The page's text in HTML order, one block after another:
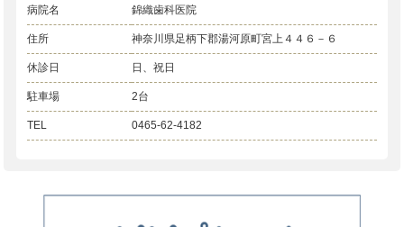
病院名 錦織歯科医院
住所 神奈川県足柄下郡湯河原町宮上４４６－６
休診日 日、祝日
駐車場 2台
TEL 0465-62-4182